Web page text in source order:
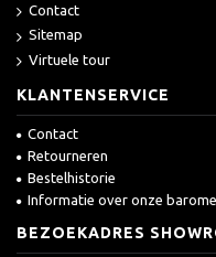
Contact
Sitemap
Virtuele tour
KLANTENSERVICE
Contact
Retourneren
Bestelhistorie
Informatie over onze
BEZOEKADRES